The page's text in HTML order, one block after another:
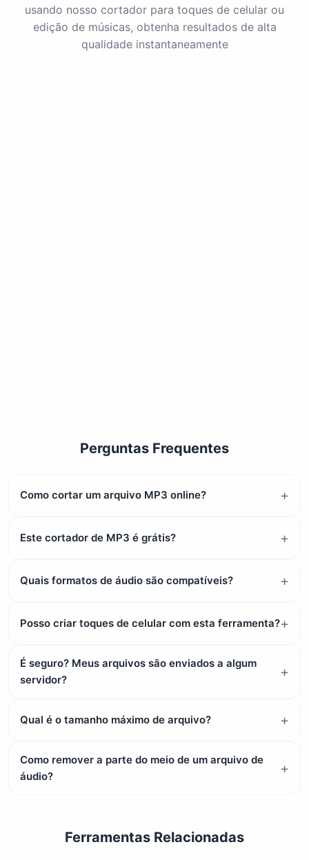
usando nosso cortador para toques de celular ou
edição de músicas, obtenha resultados de alta
qualidade instantaneamente
Perguntas Frequentes
Como cortar um arquivo MP3 online?
Este cortador de MP3 é grátis?
Quais formatos de áudio são compatíveis?
Posso criar toques de celular com esta ferramenta?
É seguro? Meus arquivos são enviados a algum
servidor?
Qual é o tamanho máximo de arquivo?
Como remover a parte do meio de um arquivo de
áudio?
Ferramentas Relacionadas